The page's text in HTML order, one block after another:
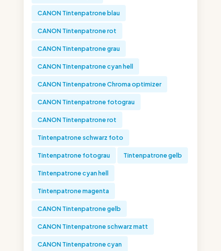
CANON Tintenpatrone blau
CANON Tintenpatrone rot
CANON Tintenpatrone grau
CANON Tintenpatrone cyan hell
CANON Tintenpatrone Chroma optimizer
CANON Tintenpatrone fotograu
CANON Tintenpatrone rot
Tintenpatrone schwarz foto
Tintenpatrone fotograu Tintenpatrone gelb
Tintenpatrone cyan hell
Tintenpatrone magenta
CANON Tintenpatrone gelb
CANON Tintenpatrone schwarz matt
CANON Tintenpatrone cyan